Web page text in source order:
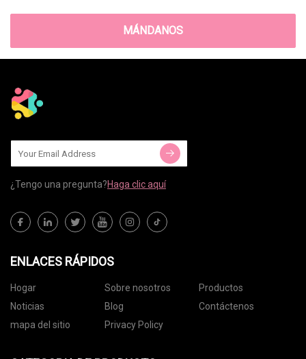
MÁNDANOS
¿Tengo una pregunta?Haga clic aquí
ENLACES RÁPIDOS
Hogar Sobre nosotros
Productos
Noticias
Blog
Contáctenos
mapa del sitio
Privacy Policy